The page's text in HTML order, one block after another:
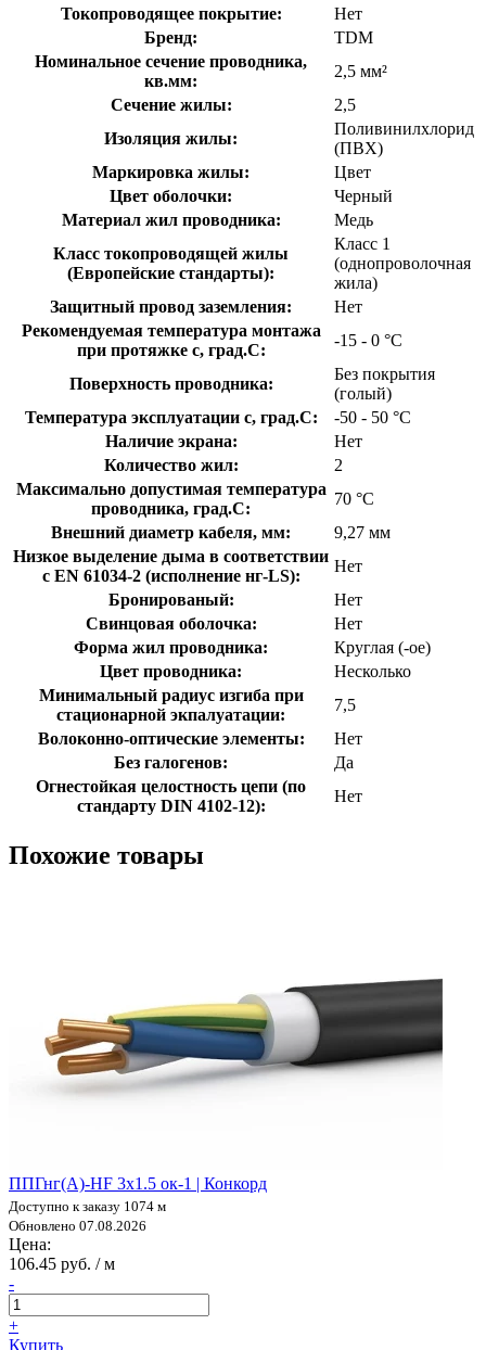
Токопроводящее покрытие:
Нет
Бренд:
TDM
Номинальное сечение проводника,
кв.мм:
2,5 мм²
Сечение жилы:
2,5
Изоляция жилы:
Поливинилхлорид
(ПВХ)
Маркировка жилы:
Цвет
Цвет оболочки:
Черный
Материал жил проводника:
Медь
Класс токопроводящей жилы
(Европейские стандарты):
Класс 1
(однопроволочная
жила)
Защитный провод заземления:
Нет
Рекомендуемая температура монтажа
при протяжке с, град.C:
-15 - 0 °C
Поверхность проводника:
Без покрытия
(голый)
Температура эксплуатации с, град.C:
-50 - 50 °C
Наличие экрана:
Нет
Количество жил:
2
Максимально допустимая температура
проводника, град.C:
70 °C
Внешний диаметр кабеля, мм:
9,27 мм
Низкое выделение дыма в соответствии
с EN 61034-2 (исполнение нг-LS):
Нет
Бронированый:
Нет
Свинцовая оболочка:
Нет
Форма жил проводника:
Круглая (-ое)
Цвет проводника:
Несколько
Минимальный радиус изгиба при
стационарной экпалуатации:
7,5
Волоконно-оптические элементы:
Нет
Без галогенов:
Да
Огнестойкая целостность цепи (по
стандарту DIN 4102-12):
Нет
Похожие товары
ППГнг(А)-HF 3х1.5 ок-1 | Конкорд
Доступно к заказу 1074 м
Обновлено 07.08.2026
Цена:
106.45 руб. / м
-
+
Купить